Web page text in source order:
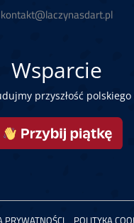
kontakt@laczynasdart.pl
Wsparcie
przyszłość